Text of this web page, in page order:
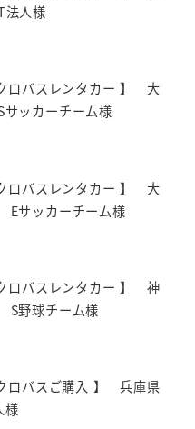
人様
ロバスレンタカー 】 大
ッカーチーム様
ロバスレンタカー 】 大
サッカーチーム様
ロバスレンタカー 】 神
野球チーム様
ロバスご購入 】 兵庫県
様